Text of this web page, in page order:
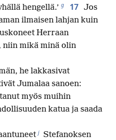
hengellä.’ g 17 Jos
ilmaisen lahjan kuin
Herraan
niin mikä minä olin
he lakkasivat
Jumalaa sanoen:
myös muihin
katua ja saada
j Stefanoksen